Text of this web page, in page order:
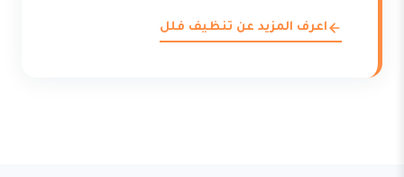
اعرف المزيد عن تنظيف فلل